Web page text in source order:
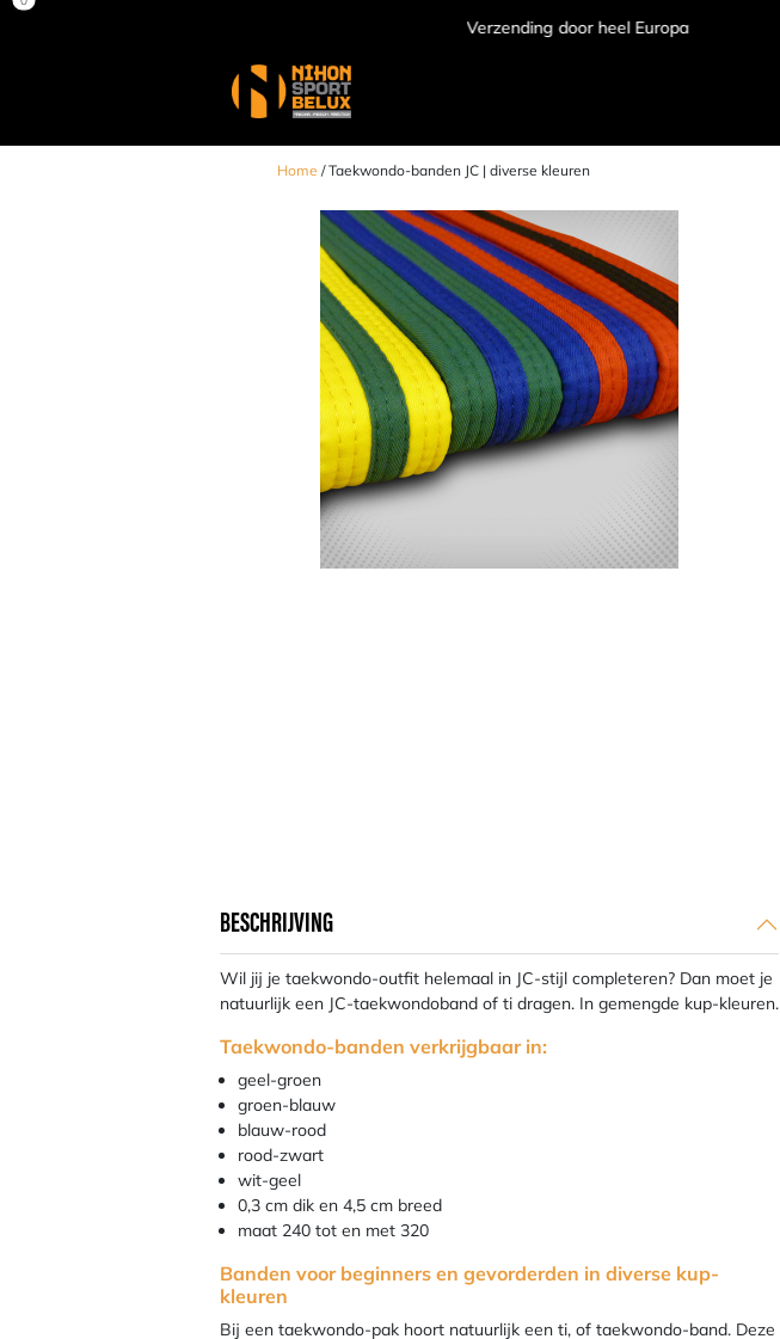
Home / Taekwondo-banden JC | diverse kleuren
BESCHRIJVING
Wil jij je taekwondo-outfit helemaal in JC-stijl completeren? Dan moet je
natuurlijk een JC-taekwondoband of ti dragen. In gemengde kup-kleuren.
Taekwondo-banden verkrijgbaar in:
geel-groen
groen-blauw
blauw-rood
rood-zwart
wit-geel
0,3 cm dik en 4,5 cm breed
maat 240 tot en met 320
Banden voor beginners en gevorderden in diverse kup-
kleuren
Bij een taekwondo-pak hoort natuurlijk een ti, of taekwondo-band. Deze